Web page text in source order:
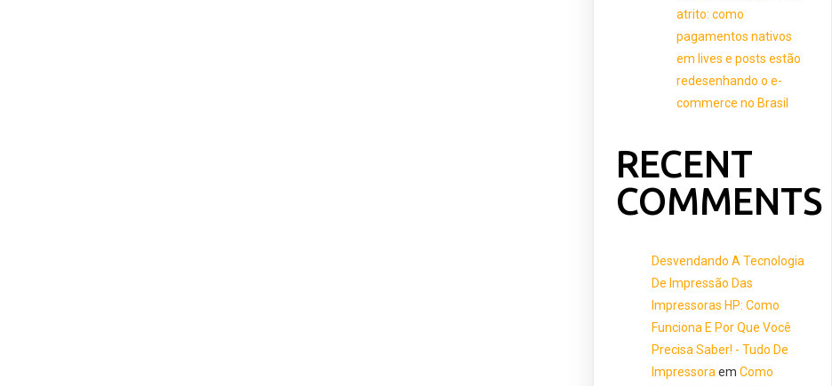
atrito: como
pagamentos nativos
em lives e posts estão
redesenhando o e-
commerce no Brasil
RECENT
COMMENTS
Desvendando A Tecnologia
De Impressão Das
Impressoras HP: Como
Funciona E Por Que Você
Precisa Saber! - Tudo De
ImpressoraemComo